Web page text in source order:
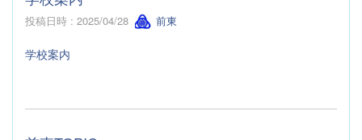
投稿日時 : 2025/04/28 前東
学校案内